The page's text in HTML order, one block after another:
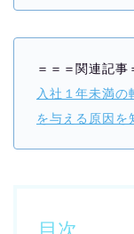
＝＝＝関連記事
入社１年未満の
を与える原因を